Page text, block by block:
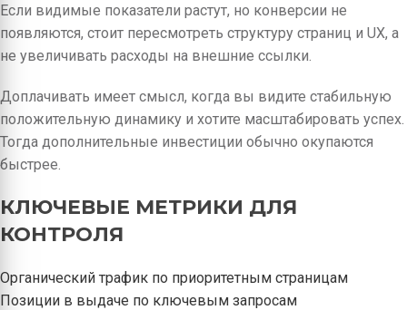
Если видимые показатели растут, но конверсии не
появляются, стоит пересмотреть структуру страниц и UX, а
не увеличивать расходы на внешние ссылки.
Доплачивать имеет смысл, когда вы видите стабильную
положительную динамику и хотите масштабировать успех.
Тогда дополнительные инвестиции обычно окупаются
быстрее.
КЛЮЧЕВЫЕ МЕТРИКИ ДЛЯ
КОНТРОЛЯ
Органический трафик по приоритетным страницам
Позиции в выдаче по ключевым запросам